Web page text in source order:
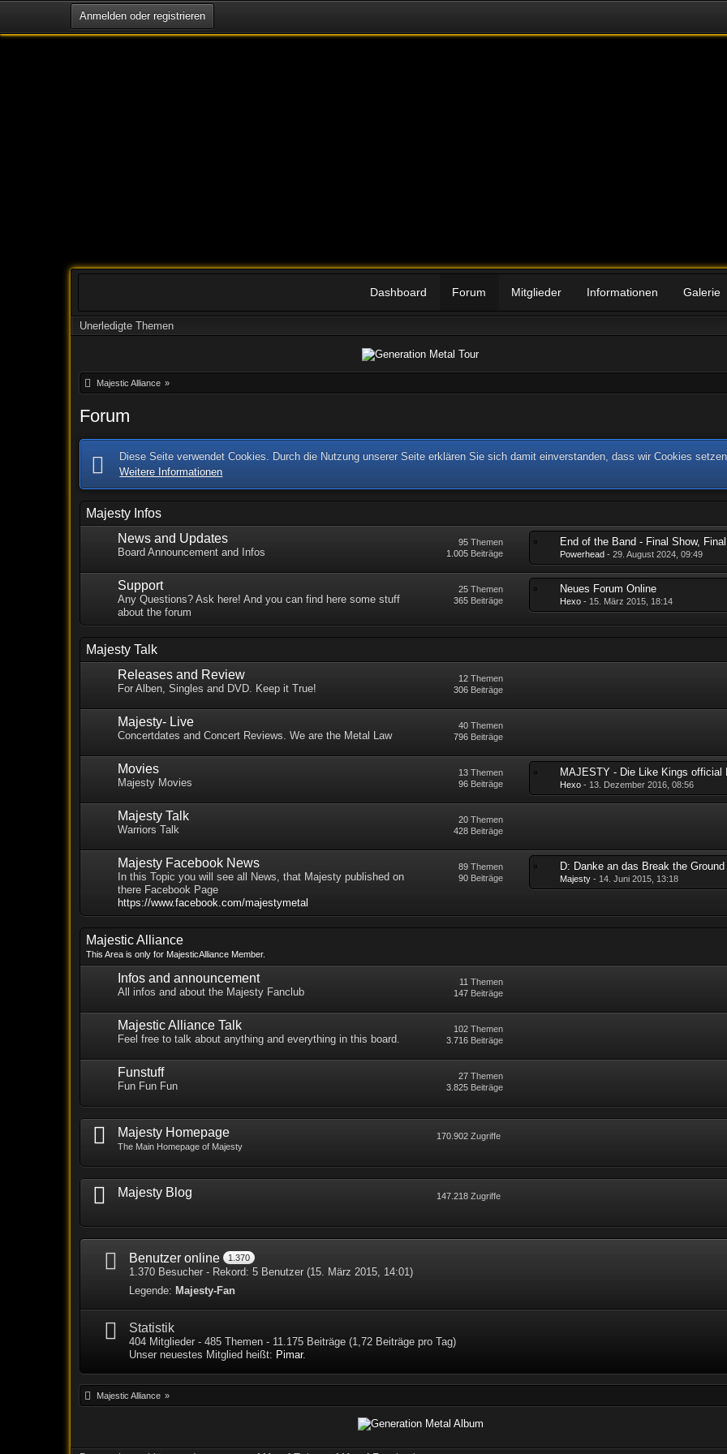
Anmelden oder registrieren
Dashboard Forum Mitglieder Informationen Galerie
Unerledigte Themen
Majestic Alliance »
Forum
Diese Seite verwendet Cookies. Durch die Nutzung unserer Seite erklären Sie sich damit einverstanden, dass wir Cookies
Weitere Informationen
Majesty Infos
News and Updates
Board Announcement and Infos
Themen
95
Beiträge
1.005 Powerhead -29. August 2024, 09:49
Support
Any Questions? Ask here! And you can find here some stuff
about the forum
Themen
25
Beiträge
365
Neues Forum Online
Hexo - 15. März 2015, 18:14
Majesty Talk
Releases and Review
For Alben, Singles and DVD. Keep it True!
Themen
12
Beiträge
306
Majesty- Live
Concertdates and Concert Reviews. We are the Metal Law
Themen
40
Beiträge
796
Movies
Majesty Movies
Themen
13
Beiträge
96 Hexo - 13. Dezember 2016, 08:56
Majesty Talk
Warriors Talk
Themen
20
Beiträge
428
Majesty Facebook News
In this Topic you will see all News, that Majesty published on
there Facebook Page
https://www.facebook.com/majestymetal
Themen
89
Beiträge
90 Majesty - 14. Juni 2015, 13:18
Majestic Alliance
This Area is only for MajesticAlliance Member.
Infos and announcement
All infos and about the Majesty Fanclub
Themen
11
Beiträge
147
Majestic Alliance Talk
Feel free to talk about anything and everything in this board.
Themen
102
Beiträge
3.716
Funstuff
Fun Fun Fun
Themen
27
Beiträge
3.825
Majesty Homepage
The Main Homepage of Majesty
Zugriffe
170.902
Majesty Blog Zugriffe
147.218
Benutzer online 1.370
1.370 Besucher - Rekord: 5 Benutzer (15. März 2015, 14:01)
Legende: Majesty-Fan
Statistik
404 Mitglieder - 485 Themen - 11.175 Beiträge (1,72 Beiträge pro Tag)
Unser neuestes Mitglied heißt: Pimar.
Majestic Alliance »